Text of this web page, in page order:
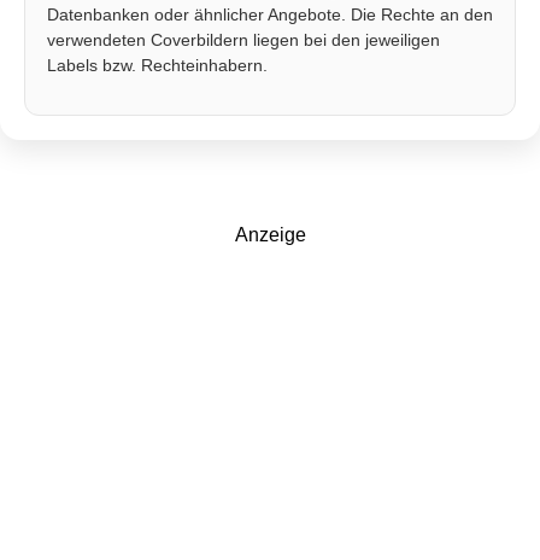
Datenbanken oder ähnlicher Angebote. Die Rechte an den
verwendeten Coverbildern liegen bei den jeweiligen
Labels bzw. Rechteinhabern.
Anzeige